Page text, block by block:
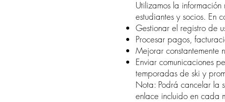
Utilizamos la
estudiantes y socios. En
Gestionar el registro de
Procesar pagos,
Mejorar constantemente
Enviar comunicaciones
temporadas de ski y
Nota: Podrá cancelar la
enlace incluido en cada